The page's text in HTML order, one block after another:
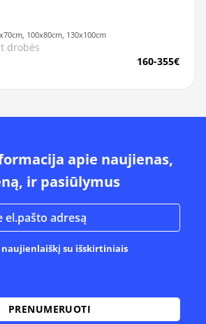
100x80cm, 130x100cm
drobės
160-355€
apie naujienas,
ir pasiūlymus
su išskirtiniais